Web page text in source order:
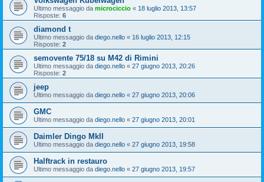
Ultimo messaggio da microciccio « 18 luglio 2013, 13:57
Risposte: 6
diamond t
Ultimo messaggio da diego.nello « 16 luglio 2013, 12:15
Risposte: 2
semovente 75/18 su M42 di Rimini
Ultimo messaggio da diego.nello « 27 giugno 2013, 20:26
Risposte: 2
jeep
Ultimo messaggio da diego.nello « 27 giugno 2013, 20:06
GMC
Ultimo messaggio da diego.nello « 27 giugno 2013, 20:01
Daimler Dingo MkII
Ultimo messaggio da diego.nello « 27 giugno 2013, 19:58
Halftrack in restauro
Ultimo messaggio da diego.nello « 27 giugno 2013, 19:57